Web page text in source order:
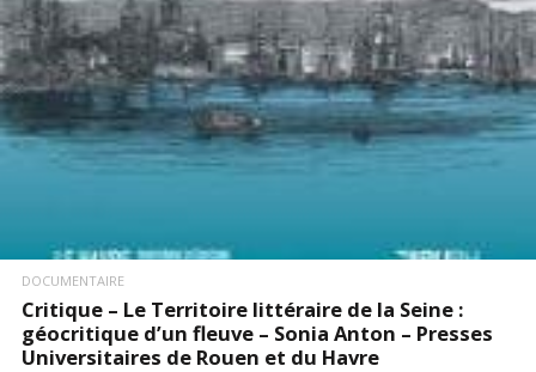
DOCUMENTAIRE
Critique – Le Territoire littéraire de la Seine :
géocritique d’un fleuve – Sonia Anton – Presses
Universitaires de Rouen et du Havre